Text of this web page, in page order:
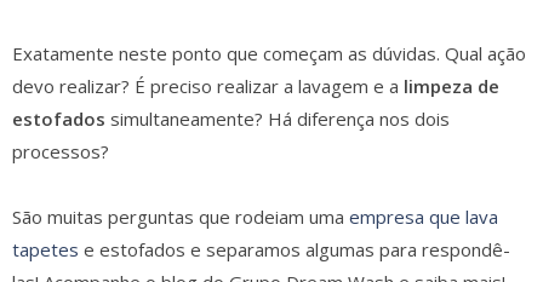
Exatamente neste ponto que começam as dúvidas. Qual ação
devo realizar? É preciso realizar a lavagem e a limpeza de
estofados simultaneamente? Há diferença nos dois
processos?
São muitas perguntas que rodeiam uma empresa que lava
tapetes e estofados e separamos algumas para respondê-